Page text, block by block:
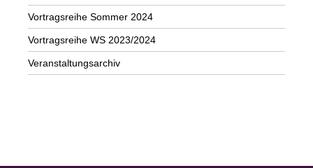
Vortragsreihe Sommer 2024
Vortragsreihe WS 2023/2024
Veranstaltungsarchiv